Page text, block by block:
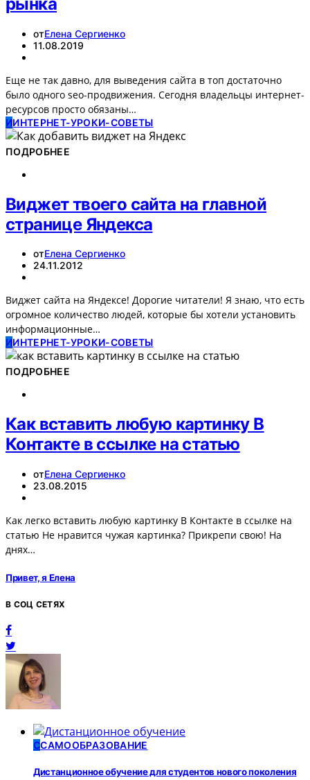
отЕлена Сергиенко
11.08.2019
Еще не так давно, для выведения сайта в топ достаточно
было одного seo-продвижения. Сегодня владельцы интернет-
ресурсов просто обязаны…
ИИНТЕРНЕТ-УРОКИ-СОВЕТЫ
ПОДРОБНЕЕ
Виджет твоего сайта на главной
странице Яндекса
отЕлена Сергиенко
24.11.2012
Виджет сайта на Яндексе! Дорогие читатели! Я знаю, что есть
огромное количество людей, которые бы хотели установить
информационные…
ИИНТЕРНЕТ-УРОКИ-СОВЕТЫ
ПОДРОБНЕЕ
Как вставить любую картинку В
Контакте в ссылке на статью
отЕлена Сергиенко
23.08.2015
Как легко вставить любую картинку В Контакте в ссылке на
статью Не нравится чужая картинка? Прикрепи свою! На
днях…
Привет, я Елена
В СОЦ СЕТЯХ
ССАМООБРАЗОВАНИЕ
Дистанционное обучение для студентов нового поколения